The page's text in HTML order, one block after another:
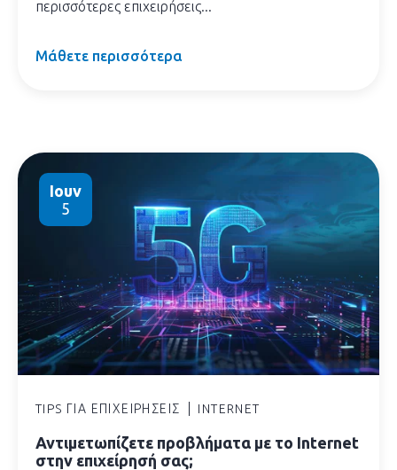
περισσότερες επιχειρήσεις...
Μάθετε περισσότερα
Ιουν
5
TIPS ΓΙΑ ΕΠΙΧΕΙΡΉΣΕΙΣ INTERNET
Αντιμετωπίζετε προβλήματα με το Internet
στην επιχείρησή σας;